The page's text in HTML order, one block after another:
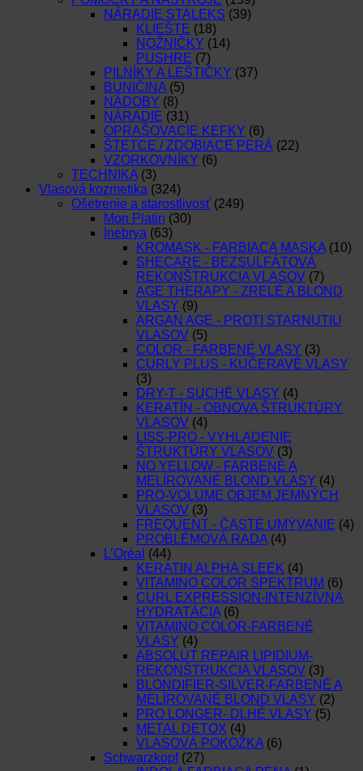
NÁRADIE STALEKS (39)
KLIEŠTE (18)
NOŽNIČKY (14)
PUSHRE (7)
PILNÍKY A LEŠTIČKY (37)
BUNIČINA (5)
NÁDOBY (8)
NÁRADIE (31)
OPRAŠOVACIE KEFKY (6)
ŠTETCE / ZDOBIACE PERÁ (22)
VZORKOVNÍKY (6)
TECHNIKA (3)
Vlasová kozmetika (324)
Ošetrenie a starostlivosť (249)
Mon Platin (30)
Inebrya (63)
KROMASK - FARBIACA MASKA (10)
SHECARE - BEZSULFÁTOVÁ
REKONŠTRUKCIA VLASOV (7)
AGE THERAPY - ZRELÉ A BLOND
VLASY (9)
ARGAN AGE - PROTI STARNUTIU
VLASOV (5)
COLOR - FARBENÉ VLASY (3)
CURLY PLUS - KUČERAVÉ VLASY
(3)
DRY-T - SUCHÉ VLASY (4)
KERATÍN - OBNOVA ŠTRUKTÚRY
VLASOV (4)
LISS-PRO - VYHLADENIE
ŠTRUKTÚRY VLASOV (3)
NO YELLOW - FARBENÉ A
MELÍROVANÉ BLOND VLASY (4)
PRO-VOLUME OBJEM JEMNÝCH
VLASOV (3)
FREQUENT - ČASTÉ UMÝVANIE (4)
PROBLÉMOVÁ RADA (4)
L’Oréal (44)
KERATIN ALPHA SLEEK (4)
VITAMINO COLOR SPEKTRUM (6)
CURL EXPRESSION-INTENZÍVNA
HYDRATÁCIA (6)
VITAMINO COLOR-FARBENÉ
VLASY (4)
ABSOLUT REPAIR LIPIDIUM-
REKONŠTRUKCIA VLASOV (3)
BLONDIFIER-SILVER-FARBENÉ A
MELÍROVANÉ BLOND VLASY (2)
PRO LONGER- DLHÉ VLASY (5)
METAL DETOX (4)
VLASOVÁ POKOŽKA (6)
Schwarzkopf (27)